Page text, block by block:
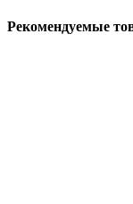
Рекомендуемые